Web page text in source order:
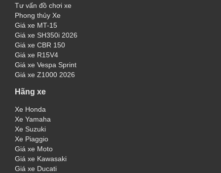
Tư vấn đồ chơi xe
Phong thủy Xe
Giá xe MT-15
Giá xe SH350i 2026
Giá xe CBR 150
Giá xe R15V4
Giá xe Vespa Sprint
Giá xe Z1000 2026
Hãng xe
Xe Honda
Xe Yamaha
Xe Suzuki
Xe Piaggio
Giá xe Moto
Giá xe Kawasaki
Giá xe Ducati